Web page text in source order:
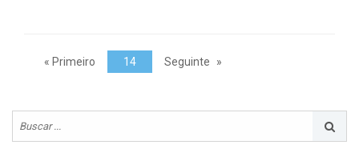
« Primeiro 14 Seguinte